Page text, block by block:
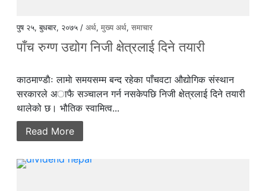
पुष २५, बुधबार, २०७५ /अर्थ,मुख्य अर्थ,समाचार
पाँच रुग्ण उद्योग निजी क्षेत्रलाई दिने तयारी
काठमाण्डाैः लामाे समयसम्म बन्द रहेका पाँचवटा औद्योगिक संस्थान
सरकारले अाफै सञ्चालन गर्न नसकेपछि निजी क्षेत्रलाई दिने तयारी
थालेको छ। भौतिक स्वामित्व...
Read More